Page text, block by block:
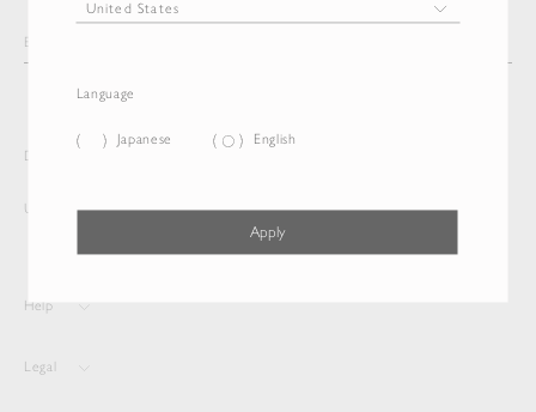
Language
Japanese English
Apply
Delivery destination and Language
United States Japanese
Help
Legal